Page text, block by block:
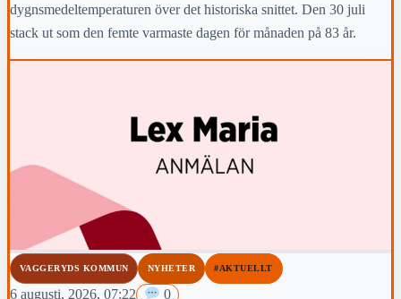
dygnsmedeltemperaturen över det historiska snittet. Den 30 juli
stack ut som den femte varmaste dagen för månaden på 83 år.
VAGGERYDS KOMMUN NYHETER #AKTUELLT
6 augusti, 2026, 07:22 0